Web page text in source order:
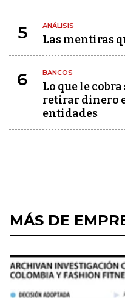
5 ANÁLISIS
Las mentiras
6 BANCOS
Lo que le
retirar dinero
entidades
MÁS DE